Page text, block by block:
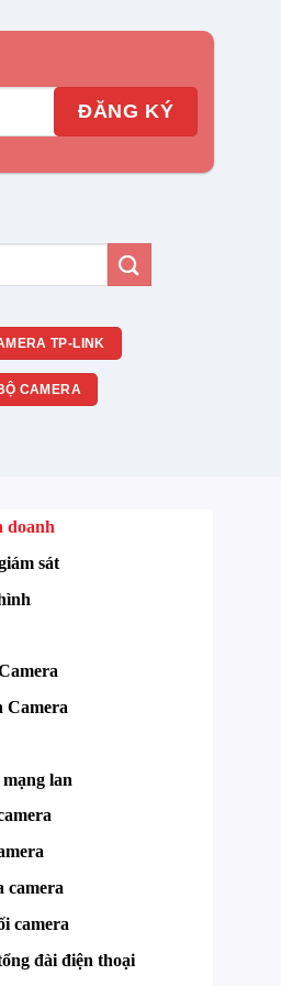
TP-LINK
CAMERA
doanh
sát
Camera
lan
camera
camera
đài điện thoại